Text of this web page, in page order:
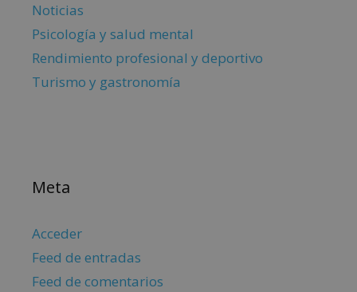
Noticias
Psicología y salud mental
Rendimiento profesional y deportivo
Turismo y gastronomía
Meta
Acceder
Feed de entradas
Feed de comentarios